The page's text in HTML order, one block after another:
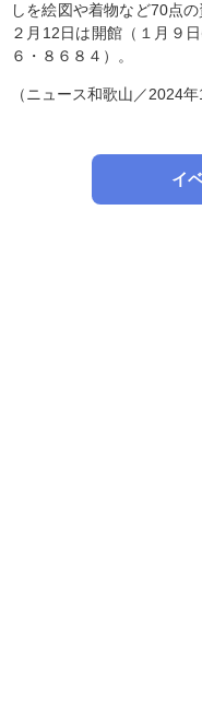
しを絵図や着物など70点
２月12日は開館（１月９
６・８６８４）。
（ニュース和歌山／2024年
イ